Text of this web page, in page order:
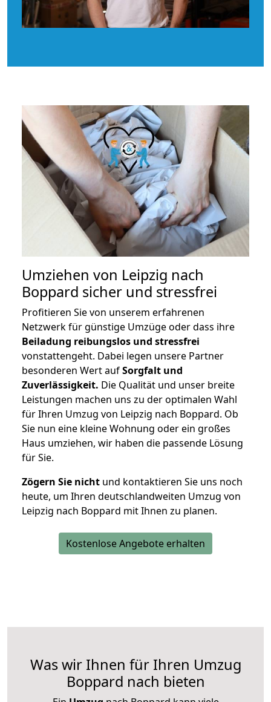
Umziehen von Leipzig nach
Boppard sicher und stressfrei
Profitieren Sie von unserem erfahrenen
Netzwerk für günstige Umzüge oder dass ihre
Beiladung reibungslos und stressfrei
vonstattengeht. Dabei legen unsere Partner
besonderen Wert aufSorgfalt und
Zuverlässigkeit. Die Qualität und unser breite
Leistungen machen uns zu der optimalen Wahl
für Ihren Umzug von Leipzig nach Boppard. Ob
Sie nun eine kleine Wohnung oder ein großes
Haus umziehen, wir haben die passende Lösung
für Sie.
Zögern Sie nicht und kontaktieren Sie uns noch
heute, um Ihren deutschlandweiten Umzug von
Leipzig nach Boppard mit Ihnen zu planen.
Kostenlose Angebote erhalten
Was wir Ihnen für Ihren Umzug
Boppard nach bieten